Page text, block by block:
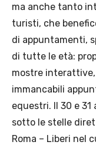
ma anche tanto
turisti, che
di appuntamenti,
di tutte le età:
mostre
immancabili
equestri. Il 30 e
sotto le stelle
Roma – Liberi nel